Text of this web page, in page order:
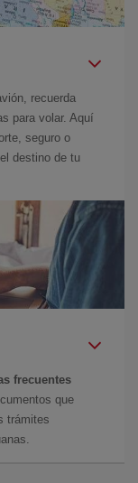
recuerda
para volar. Aquí
seguro o
destino de tu
frecuentes
que
trámites